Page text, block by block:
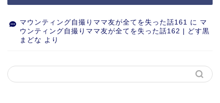
マウンティング自撮りママ友が全てを失った話161 に マ
ウンティング自撮りママ友が全てを失った話162 | どす黒
まどな より